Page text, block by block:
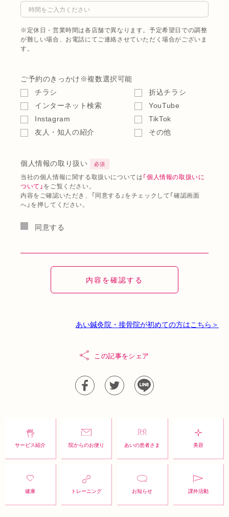
※定休日・営業時間は各店舗で異なります。予定希望日での調整
が難しい場合、お電話にてご連絡させていただく場合がございま
す。
ご予約のきっかけ ※複数選択可能
チラシ
折込チラシ
インターネット検索
YouTube
Instagram
TikTok
友人・知人の紹介
その他
個人情報の取り扱い 必須
当社の個人情報に関する取扱いについては「個人情報の取扱いに
ついて」をご覧ください。
内容をご確認いただき、「同意する」をチェックして「確認画面
へ」を押してください。
同意する
あい鍼灸院・接骨院が初めての方はこちら＞
この記事をシェア
サービス紹介 院からのお便り あいの患者さま 美容
健康 トレーニング お知らせ 課外活動